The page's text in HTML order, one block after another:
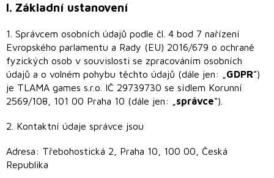
Vše
podle
tématu
Novinky
Předprodej
Bazar
deskových
her
I. Základní ustanovení
1. Správcem osobních údajů podle čl. 4 bod 7 nařízení
Evropského parlamentu a Rady (EU) 2016/679 o ochraně
fyzických osob v souvislosti se zpracováním osobních
údajů a o volném pohybu těchto údajů (dále jen: „ GDPR”)
je TLAMA games s.r.o. IČ 29739730 se sídlem Korunní
2569/108, 101 00 Praha 10 (dále jen: „ správce“).
2. Kontaktní údaje správce jsou
Adresa: Třebohostická 2, Praha 10, 100 00, Česká
Republika